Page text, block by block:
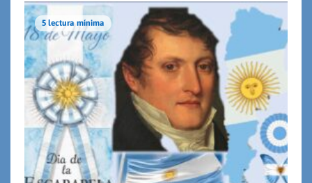
5 lectura mínima